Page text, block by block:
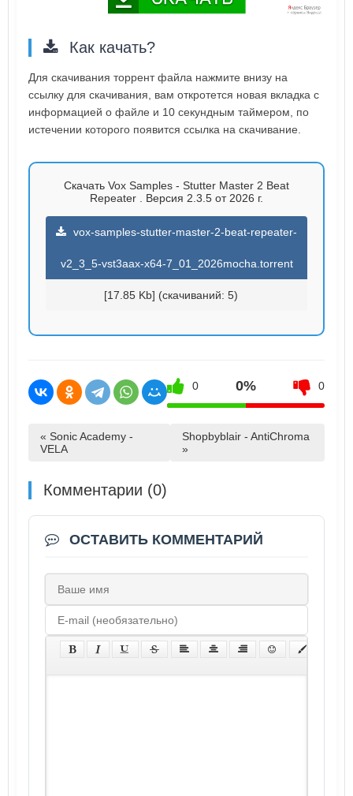
Как качать?
Для скачивания торрент файла нажмите внизу на
ссылку для скачивания, вам откротется новая вкладка с
информацией о файле и 10 секундным таймером, по
истечении которого появится ссылка на скачивание.
Скачать Vox Samples - Stutter Master 2 Beat
Repeater . Версия 2.3.5 от 2026 г.
vox-samples-stutter-master-2-beat-repeater-
v2_3_5-vst3aax-x64-7_01_2026mocha.torrent
[17.85 Kb] (cкачиваний: 5)
0 0% 0
« Sonic Academy -
VELA
Shopbyblair - AntiChroma
»
Комментарии (0)
ОСТАВИТЬ КОММЕНТАРИЙ